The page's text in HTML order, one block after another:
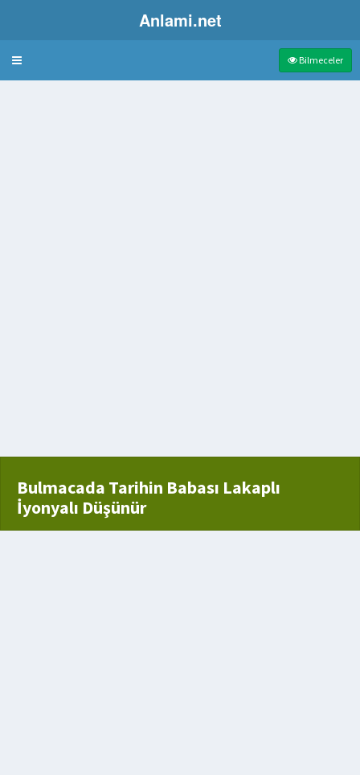
Anlami.net
Bulmaca Bilmeceler
Bulmacada Tarihin Babası Lakaplı
İyonyalı Düşünür